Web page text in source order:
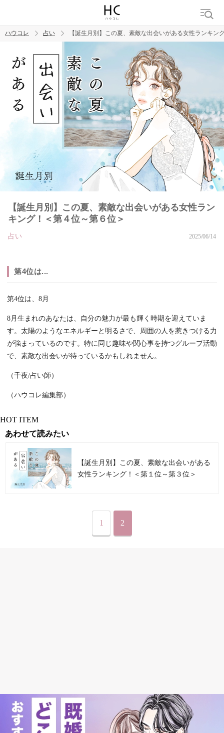
トレンド ワード
ハウコレ 占い 【誕生月別】この夏、素敵な出会いがある女性ランキン
【誕生月別】この夏、素敵な出会いがある女性ラン
キング！＜第４位～第６位＞
占い 2025/06/14
第4位は...
第4位は、8月
8月生まれのあなたは、自分の魅力が最も輝く時期を迎えていま
す。太陽のようなエネルギーと明るさで、周囲の人を惹きつける力
が強まっているのです。特に同じ趣味や関心事を持つグループ活動
で、素敵な出会いが待っているかもしれません。
（千夜/占い師）
（ハウコレ編集部）
HOT ITEM
あわせて読みたい
【誕生月別】この夏、素敵な出会いがある
女性ランキング！＜第１位～第３位＞
1 2